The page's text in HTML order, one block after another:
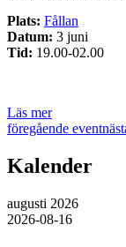
Plats: Fållan
Datum: 3 juni
Tid: 19.00-02.00
Läs mer
föregående event
Kalender
augusti 2026
2026-08-16